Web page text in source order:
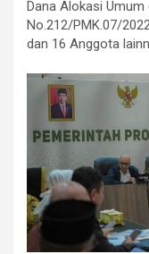
Dana Alokasi Umum
No.212/PMK.07/
dan 16 Anggota